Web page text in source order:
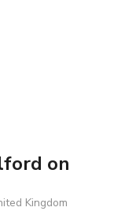
on
Kingdom